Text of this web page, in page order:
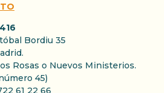
Bordiu 35
Rosas o Nuevos Ministerios.
45)
61 22 66